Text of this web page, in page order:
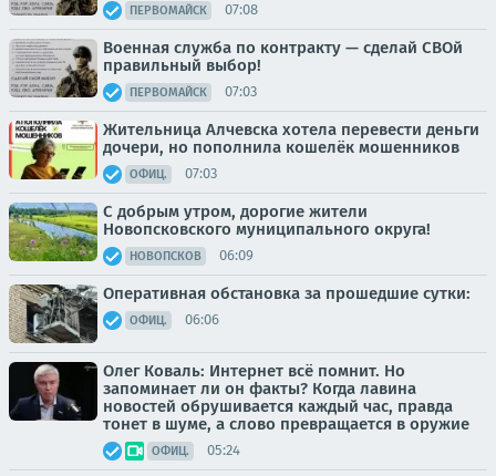
ПЕРВОМАЙСК 07:08
Военная служба по контракту — сделай СВОй
правильный выбор!
ПЕРВОМАЙСК 07:03
Жительница Алчевска хотела перевести деньги
дочери, но пополнила кошелёк мошенников
ОФИЦ. 07:03
С добрым утром, дорогие жители
Новопсковского муниципального округа!
НОВОПСКОВ 06:09
Оперативная обстановка за прошедшие сутки:
ОФИЦ. 06:06
Олег Коваль: Интернет всё помнит. Но
запоминает ли он факты? Когда лавина
новостей обрушивается каждый час, правда
тонет в шуме, а слово превращается в оружие
ОФИЦ. 05:24